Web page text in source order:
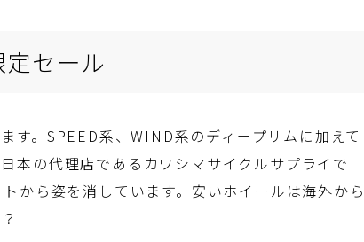
セール
す。SPEED系、WIND系のディープリムに加えて
本の代理店であるカワシマサイクルサプライで
から姿を消しています。安いホイールは海外から